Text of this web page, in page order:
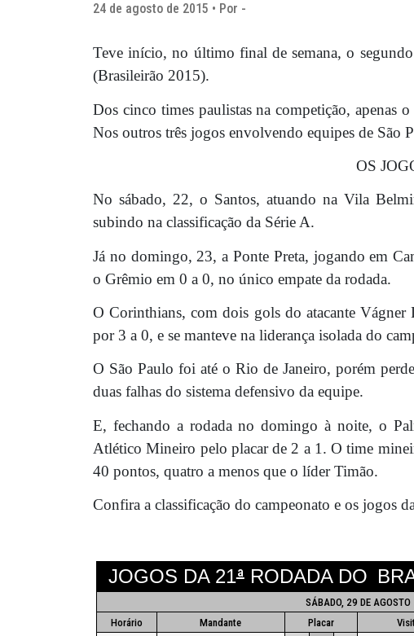
24 de agosto de 2015 • Por -
Teve início, no último final de semana, o
(Brasileirão 2015).
Dos cinco times paulistas na competição, apenas
Nos outros três jogos envolvendo equipes de São
OS
No sábado, 22, o Santos, atuando na Vila
subindo na classificação da Série A.
Já no domingo, 23, a Ponte Preta, jogando em
o Grêmio em 0 a 0, no único empate da rodada.
O Corinthians, com dois gols do atacante
por 3 a 0, e se manteve na liderança isolada do
O São Paulo foi até o Rio de Janeiro, porém
duas falhas do sistema defensivo da equipe.
E, fechando a rodada no domingo à noite, o
Atlético Mineiro pelo placar de 2 a 1. O time
40 pontos, quatro a menos que o líder Timão.
Confira a classificação do campeonato e os jogos
JOGOS DA 21ªRODADA DO
SÁBADO, 29 DE AGOSTO
Horário
Mandante Placar